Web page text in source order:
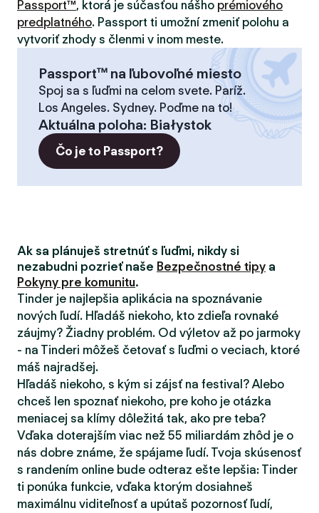
Passport™, ktorá je súčasťou nášho prémiového
predplatného. Passport ti umožní zmeniť polohu a
vytvoriť zhody s členmi v inom meste.
Passport™ na ľubovoľné miesto
Spoj sa s ľuďmi na celom svete. Paríž.
Los Angeles. Sydney. Poďme na to!
Aktuálna poloha: Białystok
Čo je to Passport?
Ak sa plánuješ stretnúť s ľuďmi, nikdy si
nezabudni pozrieť naše Bezpečnostné tipy a
Pokyny pre komunitu.
Tinder je najlepšia aplikácia na spoznávanie
nových ľudí. Hľadáš niekoho, kto zdieľa rovnaké
záujmy? Žiadny problém. Od výletov až po jarmoky
- na Tinderi môžeš četovať s ľuďmi o veciach, ktoré
máš najradšej.
Hľadáš niekoho, s kým si zájsť na festival? Alebo
chceš len spoznať niekoho, pre koho je otázka
meniacej sa klímy dôležitá tak, ako pre teba?
Vďaka doterajším viac než 55 miliardám zhôd je o
nás dobre známe, že spájame ľudí. Tvoja skúsenosť
s randením online bude odteraz ešte lepšia: Tinder
ti ponúka funkcie, vďaka ktorým dosiahneš
maximálnu viditeľnosť a upútaš pozornosť ľudí,